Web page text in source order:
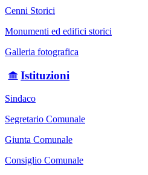
Cenni Storici
Monumenti ed edifici storici
Galleria fotografica
Istituzioni
Sindaco
Segretario Comunale
Giunta Comunale
Consiglio Comunale